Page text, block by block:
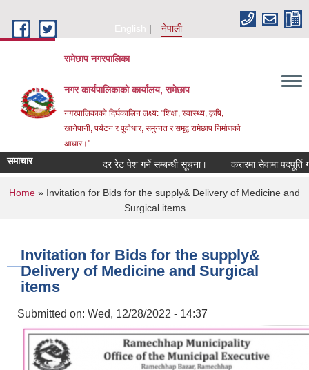
English
नेपाली
रामेछाप नगरपालिका
नगर कार्यपालिकाको कार्यालय, रामेछाप
नगरपालिकाको दिर्घकालिन लक्ष्य: "शिक्षा, स्वास्थ्य, कृषि,
खानेपानी, पर्यटन र पुर्वाधार, समुन्नत र समृद्व रामेछाप निर्माणको
आधार।"
समाचार दर रेट पेश गर्ने सम्बन्धी सूचना। करारमा सेवामा पदपूर्ति गर्ने
You are here
Home » Invitation for Bids for the supply& Delivery of Medicine and
Surgical items
Invitation for Bids for the supply&
Delivery of Medicine and Surgical
items
Submitted on: Wed, 12/28/2022 - 14:37